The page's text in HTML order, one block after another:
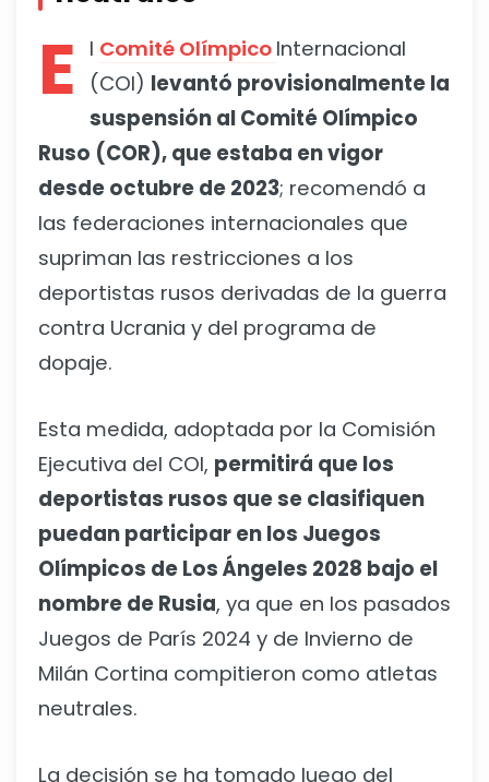
E l Comité Olímpico Internacional
(COI) levantó provisionalmente la
suspensión al Comité Olímpico
Ruso (COR), que estaba en vigor
desde octubre de 2023; recomendó a
las federaciones internacionales que
supriman las restricciones a los
deportistas rusos derivadas de la guerra
contra Ucrania y del programa de
dopaje.
Esta medida, adoptada por la Comisión
Ejecutiva del COI, permitirá que los
deportistas rusos que se clasifiquen
puedan participar en los Juegos
Olímpicos de Los Ángeles 2028 bajo el
nombre de Rusia, ya que en los pasados
Juegos de París 2024 y de Invierno de
Milán Cortina compitieron como atletas
neutrales.
La decisión se ha tomado luego del